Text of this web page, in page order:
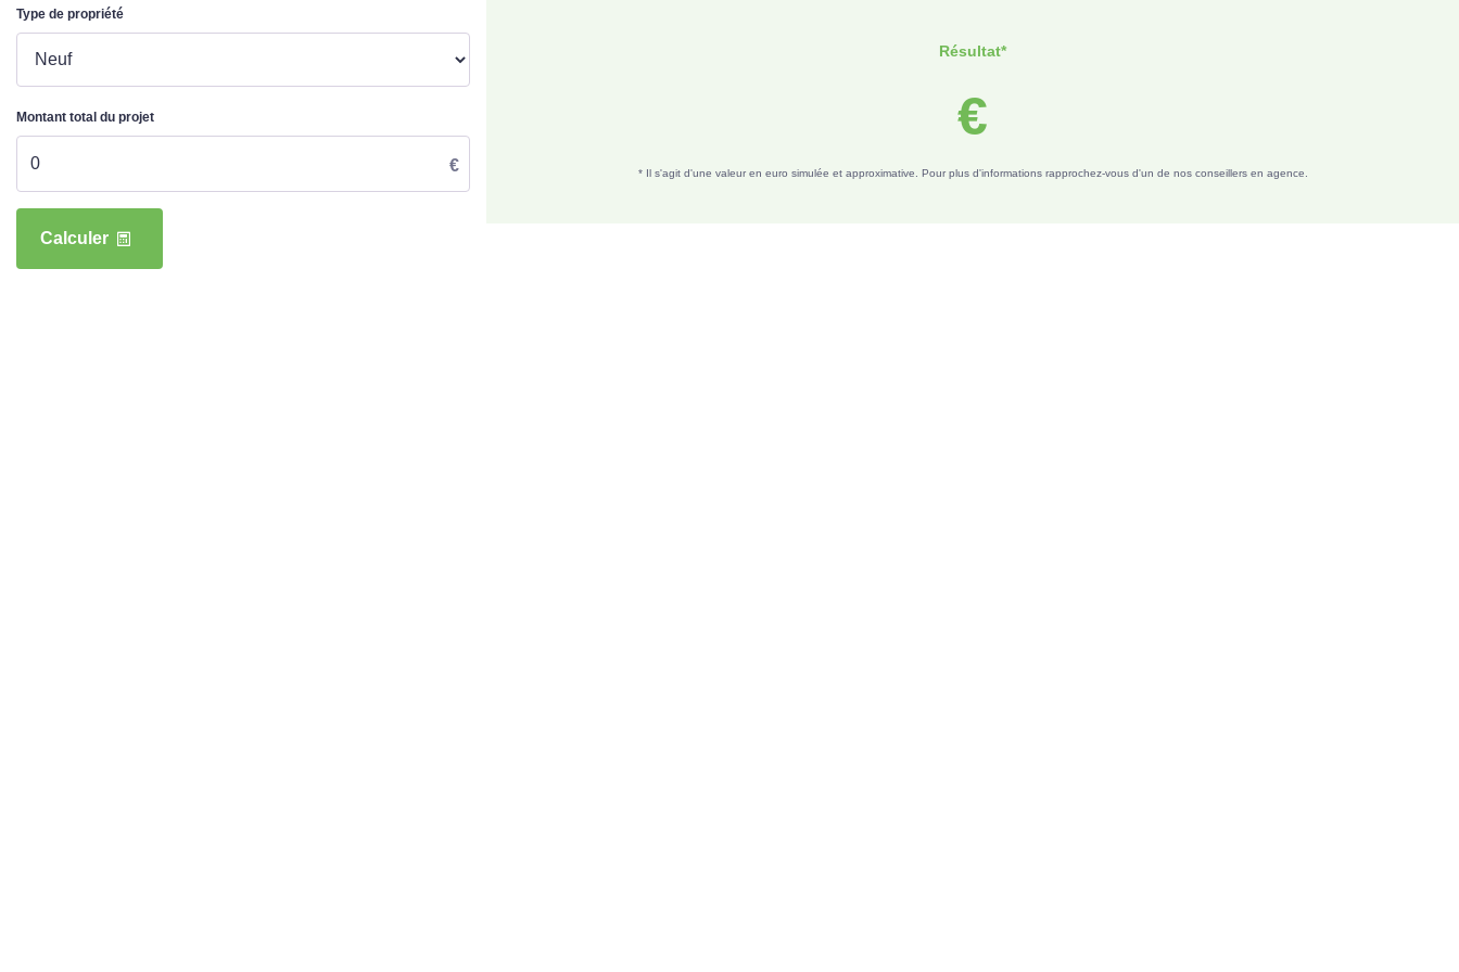
Type de propriété
Montant total du projet
€
Calculer
Résultat*
€
* Il s'agit d'une valeur en euro simulée et approximative. Pour plus d'informations rapprochez-vous d'un de nos conseillers en agence.